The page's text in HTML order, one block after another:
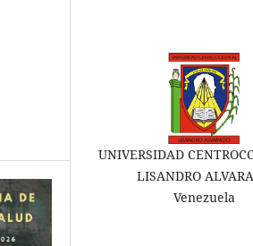
UNIVERSIDAD
LISANDRO
Venezuela